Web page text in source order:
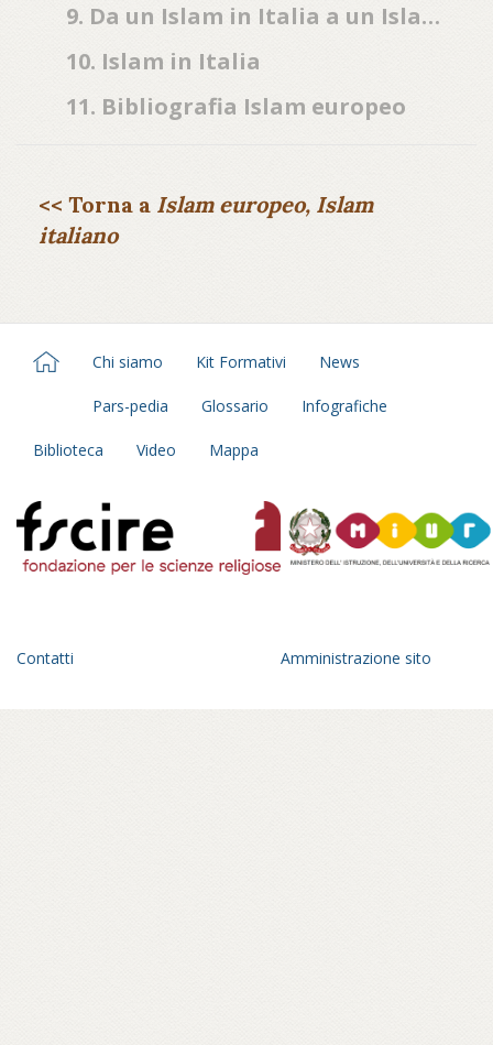
9. Da un Islam in Italia a un Islam italiano
10. Islam in Italia
11. Bibliografia Islam europeo
<< Torna a Islam europeo, Islam
italiano
Chi siamo Kit Formativi News
Pars-pedia Glossario Infografiche
Biblioteca Video Mappa
Contatti Amministrazione sito